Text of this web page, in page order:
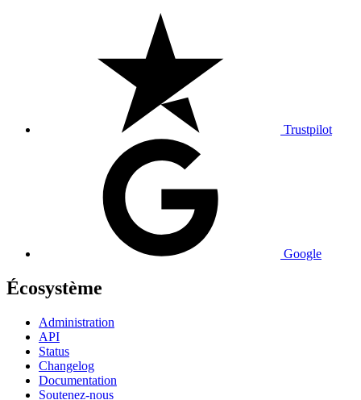
Trustpilot
Google
Écosystème
Administration
API
Status
Changelog
Documentation
Soutenez-nous